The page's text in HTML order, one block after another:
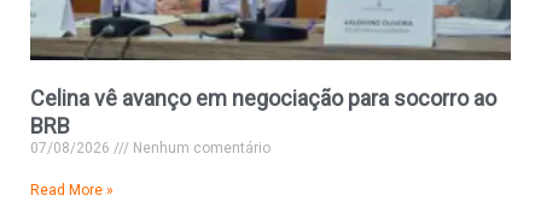
Celina vê avanço em negociação para socorro ao
BRB
07/08/2026 Nenhum comentário
Read More »